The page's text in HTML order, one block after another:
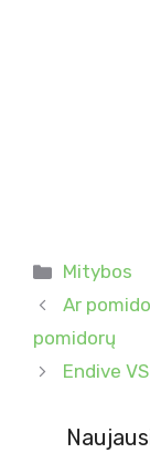
Mitybos
Ar
pomidorų
Endive